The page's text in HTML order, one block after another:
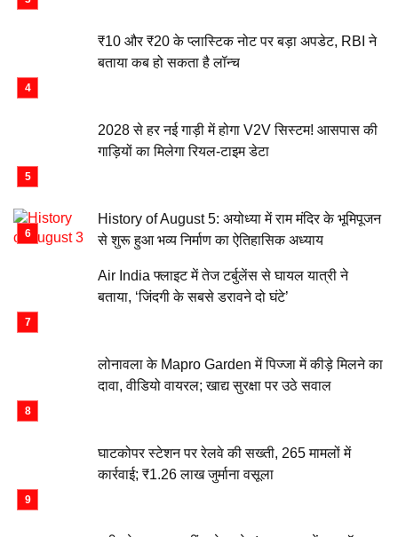
₹10 और ₹20 के प्लास्टिक नोट पर बड़ा अपडेट, RBI ने
बताया कब हो सकता है लॉन्च
2028 से हर नई गाड़ी में होगा V2V सिस्टम! आसपास की
गाड़ियों का मिलेगा रियल-टाइम डेटा
History of August 5: अयोध्या में राम मंदिर के भूमिपूजन
से शुरू हुआ भव्य निर्माण का ऐतिहासिक अध्याय
Air India फ्लाइट में तेज टर्बुलेंस से घायल यात्री ने
बताया, ‘जिंदगी के सबसे डरावने दो घंटे’
लोनावला के Mapro Garden में पिज्जा में कीड़े मिलने का
दावा, वीडियो वायरल; खाद्य सुरक्षा पर उठे सवाल
घाटकोपर स्टेशन पर रेलवे की सख्ती, 265 मामलों में
कार्रवाई; ₹1.26 लाख जुर्माना वसूला